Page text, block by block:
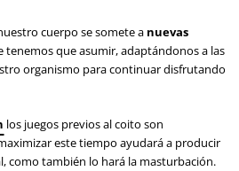
cuerpo se somete a nuevas
tenemos que asumir, adaptándonos a las
organismo para continuar disfrutando
los juegos previos al coito son
este tiempo ayudará a producir
como también lo hará la masturbación.